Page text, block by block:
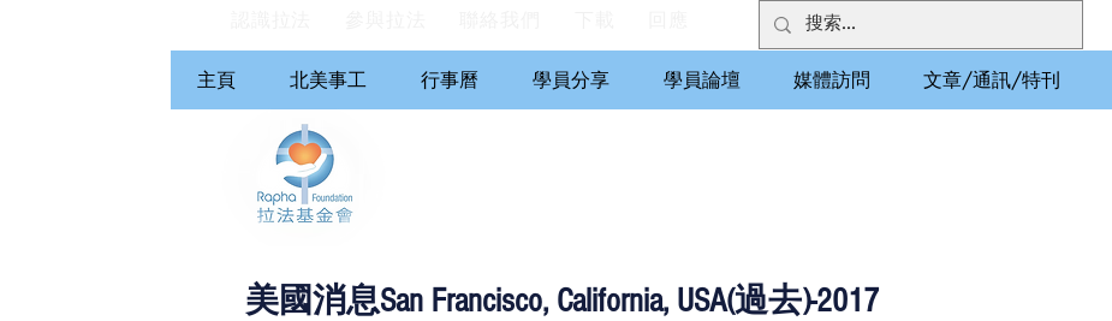
主頁 北美事工 行事曆 學員分享 學員論壇 媒體訪問 文章/通訊/特刊
美國消息San Francisco, California, USA(過去)-2017